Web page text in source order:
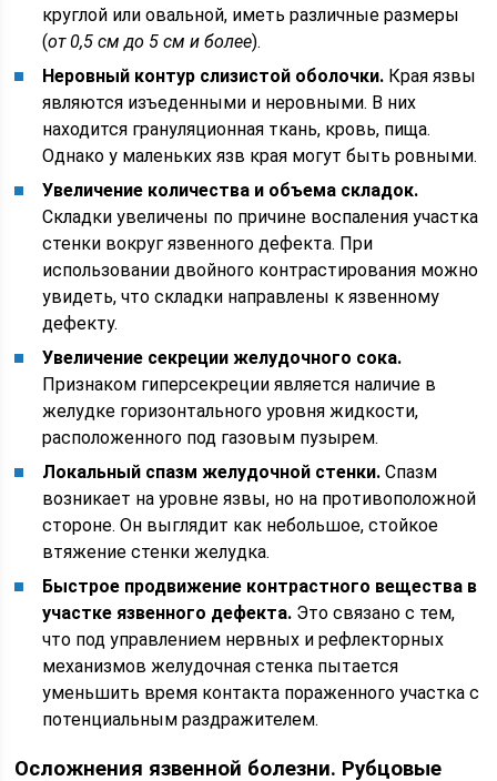
круглой или овальной, иметь различные размеры
(от 0,5 см до 5 см и более).
Неровный контур слизистой оболочки. Края язвы
являются изъеденными и неровными. В них
находится грануляционная ткань, кровь, пища.
Однако у маленьких язв края могут быть ровными.
Увеличение количества и объема складок.
Складки увеличены по причине воспаления участка
стенки вокруг язвенного дефекта. При
использовании двойного контрастирования можно
увидеть, что складки направлены к язвенному
дефекту.
Увеличение секреции желудочного сока.
Признаком гиперсекреции является наличие в
желудке горизонтального уровня жидкости,
расположенного под газовым пузырем.
Локальный спазм желудочной стенки. Спазм
возникает на уровне язвы, но на противоположной
стороне. Он выглядит как небольшое, стойкое
втяжение стенки желудка.
Быстрое продвижение контрастного вещества в
участке язвенного дефекта. Это связано с тем,
что под управлением нервных и рефлекторных
механизмов желудочная стенка пытается
уменьшить время контакта пораженного участка с
потенциальным раздражителем.
Осложнения язвенной болезни. Рубцовые